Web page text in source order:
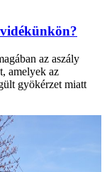
vidékünkön?
az aszály
amelyek az
gyökérzet miatt